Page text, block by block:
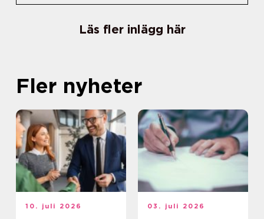
Läs fler inlägg här
Fler nyheter
10. juli 2026 03. juli 2026